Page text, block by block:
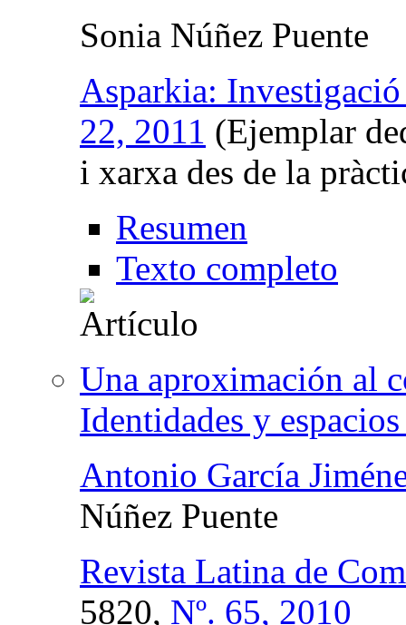
Sonia Núñez Puente
Asparkia:
22, 2011 (Ejemplar
i xarxa des de la
Resumen
Texto completo
Una aproximación al
Identidades y
Antonio García
Núñez Puente
Revista Latina de
5820, Nº. 65, 2010